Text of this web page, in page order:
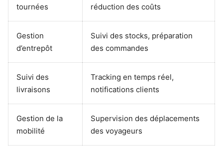
tournées
réduction des coûts
Gestion
d’entrepôt
Suivi des stocks, préparation
des commandes
Suivi des
livraisons
Tracking en temps réel,
notifications clients
Gestion de la
mobilité
Supervision des déplacements
des voyageurs